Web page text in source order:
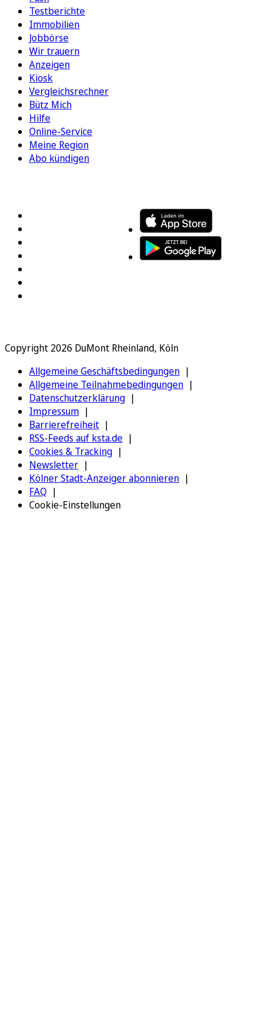
Testberichte
Immobilien
Jobbörse
Wir trauern
Anzeigen
Kiosk
Vergleichsrechner
Bütz Mich
Hilfe
Online-Service
Meine Region
Abo kündigen
Copyright 2026 DuMont Rheinland, Köln
Allgemeine Geschäftsbedingungen
Allgemeine Teilnahmebedingungen
Datenschutzerklärung
Impressum
Barrierefreiheit
RSS-Feeds auf ksta.de
Cookies & Tracking
Newsletter
Kölner Stadt-Anzeiger abonnieren
FAQ
Cookie-Einstellungen